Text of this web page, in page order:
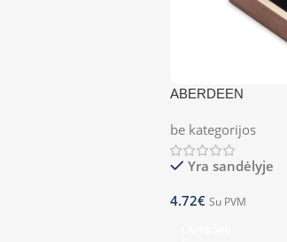
ABERDEEN
be kategorijos
Yra sandėlyje
4.72€ Su PVM